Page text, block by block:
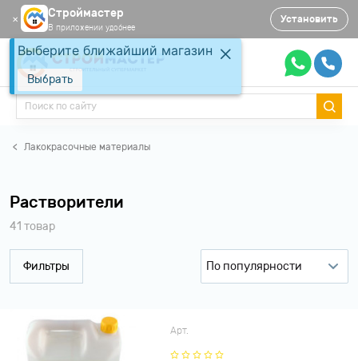
✕ Строймастер
В приложении удобнее
Установить
Лакокрасочные материалы
Растворители
41 товар
Фильтры
По популярности
По возрастанию цены
Арт.
Выберите ближайший магазин
Выбрать